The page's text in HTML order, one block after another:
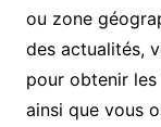
ou zone
des actualités,
pour obtenir
ainsi que vous